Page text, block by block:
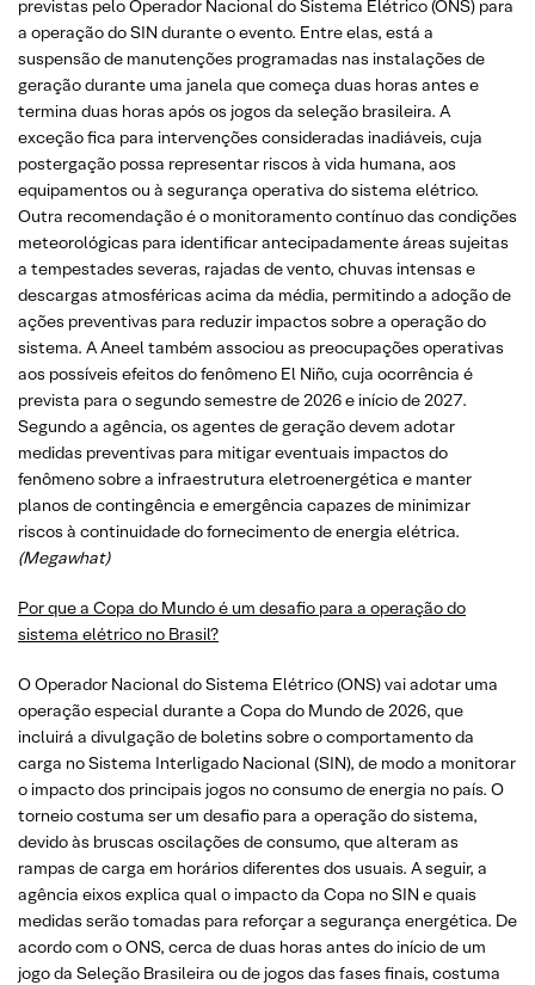
previstas pelo Operador Nacional do Sistema Elétrico (ONS) para
a operação do SIN durante o evento. Entre elas, está a
suspensão de manutenções programadas nas instalações de
geração durante uma janela que começa duas horas antes e
termina duas horas após os jogos da seleção brasileira. A
exceção fica para intervenções consideradas inadiáveis, cuja
postergação possa representar riscos à vida humana, aos
equipamentos ou à segurança operativa do sistema elétrico.
Outra recomendação é o monitoramento contínuo das condições
meteorológicas para identificar antecipadamente áreas sujeitas
a tempestades severas, rajadas de vento, chuvas intensas e
descargas atmosféricas acima da média, permitindo a adoção de
ações preventivas para reduzir impactos sobre a operação do
sistema. A Aneel também associou as preocupações operativas
aos possíveis efeitos do fenômeno El Niño, cuja ocorrência é
prevista para o segundo semestre de 2026 e início de 2027.
Segundo a agência, os agentes de geração devem adotar
medidas preventivas para mitigar eventuais impactos do
fenômeno sobre a infraestrutura eletroenergética e manter
planos de contingência e emergência capazes de minimizar
riscos à continuidade do fornecimento de energia elétrica.
(Megawhat)
Por que a Copa do Mundo é um desafio para a operação do
sistema elétrico no Brasil?
O Operador Nacional do Sistema Elétrico (ONS) vai adotar uma
operação especial durante a Copa do Mundo de 2026, que
incluirá a divulgação de boletins sobre o comportamento da
carga no Sistema Interligado Nacional (SIN), de modo a monitorar
o impacto dos principais jogos no consumo de energia no país. O
torneio costuma ser um desafio para a operação do sistema,
devido às bruscas oscilações de consumo, que alteram as
rampas de carga em horários diferentes dos usuais. A seguir, a
agência eixos explica qual o impacto da Copa no SIN e quais
medidas serão tomadas para reforçar a segurança energética. De
acordo com o ONS, cerca de duas horas antes do início de um
jogo da Seleção Brasileira ou de jogos das fases finais, costuma